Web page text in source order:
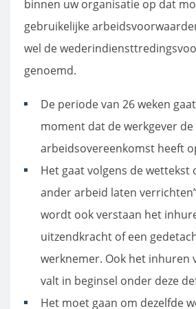
binnen uw organisatie op dat
gebruikelijke
wel de
genoemd.
De periode van 26 weken
moment dat de werkgever de
arbeidsovereenkomst heeft
Het gaat volgens de wettekst
ander arbeid laten
wordt ook verstaan het
uitzendkracht of een
werknemer. Ook het inhuren
valt in beginsel onder deze
Het moet gaan om dezelfde